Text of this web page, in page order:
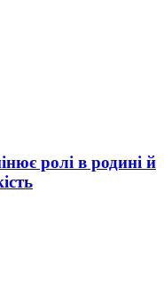
ролі в родині й